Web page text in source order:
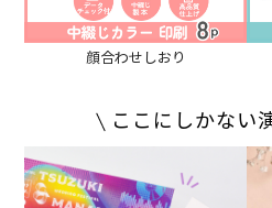
顔合わせしおり
ここにしかない